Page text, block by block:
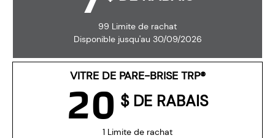
99 Limite de rachat
Disponible jusqu'au 30/09/2026
VITRE DE PARE-BRISE TRP®
1 Limite de rachat
20 $ DE RABAIS